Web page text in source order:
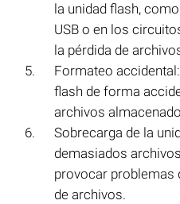
la unidad flash,
USB o en los
la pérdida de
Formateo
flash de forma
archivos
Sobrecarga de la
demasiados
provocar problemas
de archivos.